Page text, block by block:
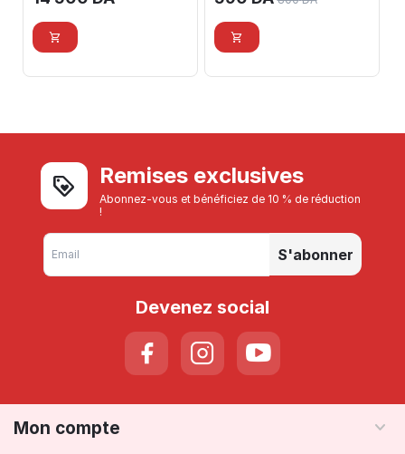
Remises exclusives
Abonnez-vous et bénéficiez de 10 % de réduction
!
S'abonner
Devenez social
Mon compte